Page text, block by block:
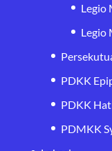
Legio
Legio
PDKK
PDKK
PDMKK